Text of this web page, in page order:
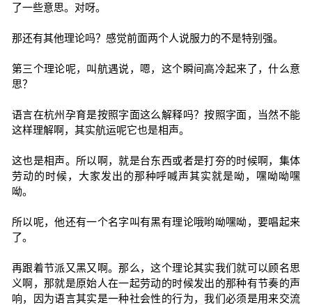
了一些意思。对呀。
那还有其他理论吗？感觉前面两个人说服力的不是特别强。
第三个理论呢，叫航遇说，嗯，这个瞬间高冷起来了，什么意
思？
语言在杭州孕育是按照字面这么解释吗？按照字面，当然不能
这样理解啊，其实航运呢它也是相声。
这也是相声。所以啊，就是台东西或者是打夯的时候啊，集体
劳动的时候，大家发出的那种呼喊声其实就是呦，嘿呦呦嘿
呦。
所以呢，他还有一个名字叫有黑有理论哦哟呦嘿呦，要唱起来
了。
再跟着节派又黑又啊。那么，这个理论其实我们就可以顾名思
义啊，那就是原始人在一起劳动的时候发出的那种有节奏的声
响，因为语言其实是一种社会性的行为，我们必须是用来交流